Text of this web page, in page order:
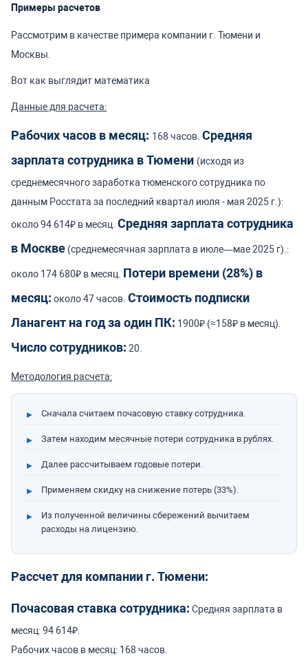
Примеры расчетов
Рассмотрим в качестве примера компании г. Тюмени и
Москвы.
Вот как выглядит математика
Данные для расчета:
Рабочих часов в месяц: 168 часов. Средняя
зарплата сотрудника в Тюмени (исходя из
среднемесячного заработка тюменского сотрудника по
данным Росстата за последний квартал июля - мая 2025 г.):
около 94 614₽ в месяц. Средняя зарплата сотрудника
в Москве (среднемесячная зарплата в июле—мае 2025 г).:
около 174 680₽ в месяц. Потери времени (28%) в
месяц: около 47 часов. Стоимость подписки
Ланагент на год за один ПК: 1900₽ (≈158₽ в месяц).
Число сотрудников: 20.
Методология расчета:
Сначала считаем почасовую ставку сотрудника.
Затем находим месячные потери сотрудника в рублях.
Далее рассчитываем годовые потери.
Применяем скидку на снижение потерь (33%).
Из полученной величины сбережений вычитаем
расходы на лицензию.
Рассчет для компании г. Тюмени:
Почасовая ставка сотрудника: Средняя зарплата в
месяц: 94 614₽.
Рабочих часов в месяц: 168 часов.